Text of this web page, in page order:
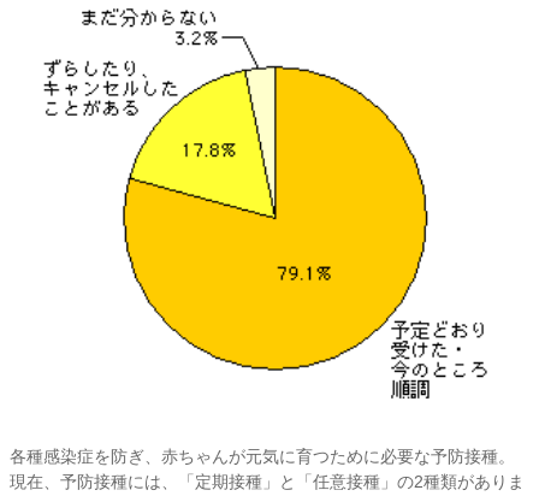
各種感染症を防ぎ、赤ちゃんが元気に育つために必要な予防接種。
現在、予防接種には、「定期接種」と「任意接種」の2種類がありま